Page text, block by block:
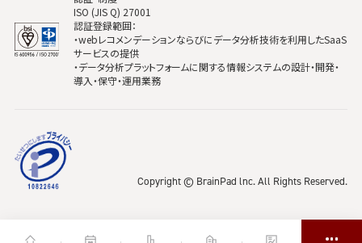
ISO (JIS Q) 27001
認証登録範囲：
・webレコメンデーションならびにデータ分析技術を利用したSaaS
サービスの提供
・データ分析プラットフォームに関する情報システムの設計・開発・
導入・保守・運用業務
Copyright © BrainPad lnc. All Rights Reserved.